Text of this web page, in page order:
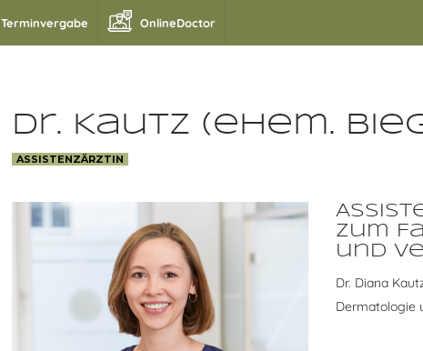
Terminvergabe OnlineDoctor
Dr. Kautz (ehem.
ASSISTENZÄRZTIN
zum
und
Dr. Diana
Dermatologie